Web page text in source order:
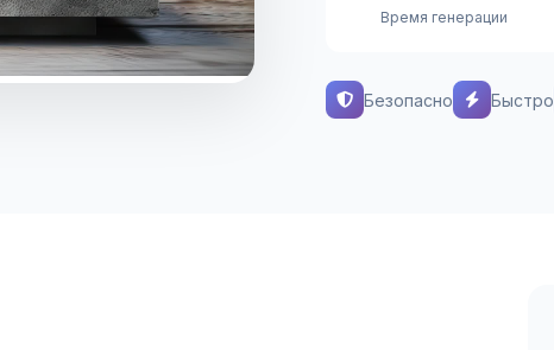
Время генерации
Безопасно Быстро